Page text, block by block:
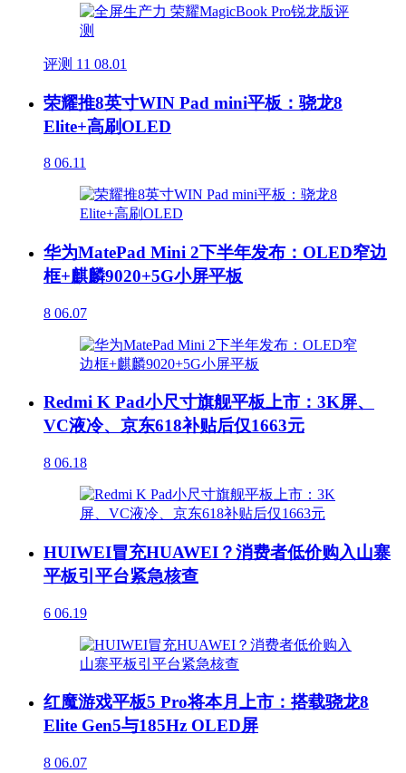
评测 11 08.01
荣耀推8英寸WIN Pad mini平板：骁龙8
Elite+高刷OLED
8 06.11
华为MatePad Mini 2下半年发布：OLED窄边
框+麒麟9020+5G小屏平板
8 06.07
Redmi K Pad小尺寸旗舰平板上市：3K屏、
VC液冷、京东618补贴后仅1663元
8 06.18
HUIWEI冒充HUAWEI？消费者低价购入山寨
平板引平台紧急核查
6 06.19
红魔游戏平板5 Pro将本月上市：搭载骁龙8
Elite Gen5与185Hz OLED屏
8 06.07